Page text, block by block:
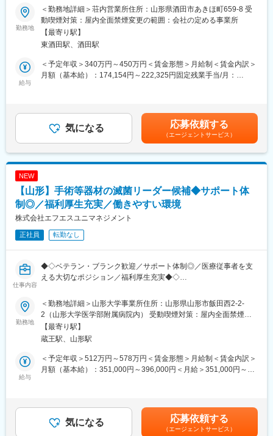
■医療業界未経験でも安心の教育体制：
・入社時の導入研修に加え、3か月～最大1年程度は先輩に同行し
OJTで営業先、納品先、商材を覚えていただきます。その間は営
ます。
・メーカー営業の方と同行や勉強会等で製品について覚えていた
ますので、商品や使い方の知識を自発的に習得する必要がありま
すが、上記のようなサポートがあるため安心です。
■業務概要：
・医療機関の医師・看護師などの方々に向けて、医療機器の提
案・販売を行います。はじめはマスク、注射針、ガーゼなどの消
耗品からスタートし、将来的には新病院の立ち上げタイミングや
大型の医療機器の導入のタイミングでMRIなどの提案も行って頂
きます。地域の医療に貢献するやりがいある仕事です。
験によって変動がございます）。その間は営業目標がつかない育
成期間となりますので、仕事を覚えることに集中できます。
・メーカー営業との同行や勉強会等もございますので、製品につ
・整形外科部門をサポートするオーソペディック事業部配属とな
ります。営業のエキスパートが所属しており、約10名の組織で
す。主な取扱商品には、外傷の治療で骨折部を固定するプレー
や、 慢性関節リウマチの治療で機能再建に使用される人工関節な
が円滑に行なえるようサポートを 行なうことが我々の使命と考え
ております。
■同社の魅力：
・医療機器・理化学機器・福祉用具の総合商社である当社は、商
品を売ることだけが目的ではありません。医薬品、医療機器、事
務用品等をそれぞれ取り扱う専業商社が多い中で、同社は薬以外
ション）を強みとして、どのような形でお客様のお役に立てるの
かを意識し、安心・安全を強化して、付加価値をお届けすること
変更の範囲：会社の定める業務
勤務地
＜勤務地詳細＞荘内営業所住所：山形県酒田市あきほ町659-8 受
動喫煙対策：屋内全面禁煙変更の範囲：会社の定める事業所
【最寄り駅】
東酒田駅、酒田駅
給与
＜予定年収＞340万円～450万円＜賃金形態＞月給制＜賃金内訳＞
月額（基本給）：174,154円～222,325円固定残業手当/月：
年収はあくまでも目安の金額であり、選考を通じて上下する可能
性があります。※固定残業金額は給与によって異なります。■昇
給：年1回■賞与：年2回（昨年実績：3カ月以上）賃金はあくまで
も目安の金額であり、選考を通じて上下する可能性があります。
月給(月額)は固定手当を含めた表記です。
気になる 応募依頼する
（エージェントサービス）
NEW
【山形】手術等器材の滅菌リーダー候補◆サポート体
制◎／福利厚生充実／働きやすい環境
株式会社エフエスユニマネジメント
正社員 転勤なし
仕事内容
◆◇ベテラン・ブランク歓迎／サポート体制◎／医療従事者を支
える大切なポジション／福利厚生充実◆◇
手術で使用する器材の洗浄・滅菌作業など、医療現場の感染管理
に寄与する業務です。グローブ、エプロン、フェイスシールド等
の防護具を着用して感染対策を徹底しています。また、器材の在
庫管理や洗浄機器・滅菌機器類の稼働状況管理も行います。
■具体的な仕事の流れ：
・洗浄工程：使用された医療器材を洗浄します。
す。
・保管・供給：滅菌工程が終了した医療器材を一時保管します。
※医療現場の定数や依頼に合わせ、滅菌した医療器材を供給しま
勤務地
＜勤務地詳細＞山形大学事業所住所：山形県山形市飯田西2-2-
2（山形大学医学部附属病院内） 受動喫煙対策：屋内全面禁煙変
更の範囲：無
【最寄り駅】
蔵王駅、山形駅
給与
＜予定年収＞512万円～578万円＜賃金形態＞月給制＜賃金内訳＞
月額（基本給）：351,000円～396,000円＜月給＞351,000円～
は固定手当を含めた表記です。
気になる 応募依頼する
（エージェントサービス）